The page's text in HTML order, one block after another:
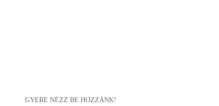
GYERE NÉZZ BE HOZZÁNK!